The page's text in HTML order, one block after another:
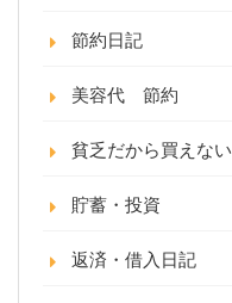
節約日記
美容代 節約
貧乏だから買えない
貯蓄・投資
返済・借入日記